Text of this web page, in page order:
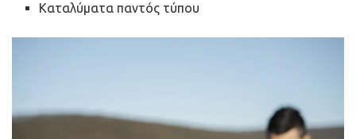
Καταλύματα παντός τύπου